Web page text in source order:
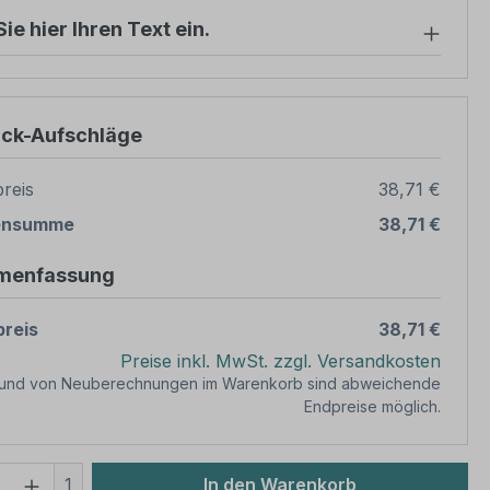
hier Ihren Text ein.
Aufschläge
38,71 €
38,71 €
38,71 €
Preise inkl. MwSt. zzgl. Versandkosten
von Neuberechnungen im Warenkorb sind abweichende
Endpreise möglich.
Anzahl: Gib den gewünschten Wert
1 In den Warenkorb